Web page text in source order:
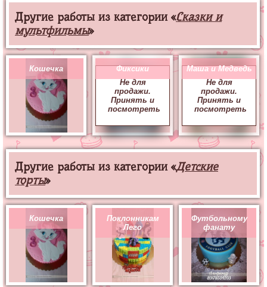
Другие работы из категории «Сказки и
мультфильмы»
Кошечка
Фиксики
Не для
продажи.
Принять и
посмотреть
Маша и Медведь
Не для
продажи.
Принять и
посмотреть
Другие работы из категории «Детские
торты»
Кошечка
Поклонникам
Лего
Футбольному
фанату